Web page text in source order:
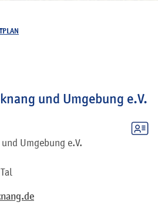
und Umgebung e.V.
Umgebung e.V.